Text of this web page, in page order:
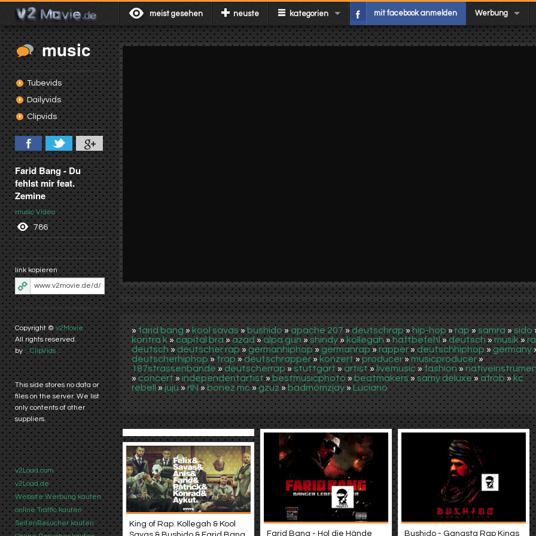
meist gesehen neuste kategorien mit facebook anmelden Werbung
music
Tubevids
Dailyvids
Clipvids
Farid Bang - Du
fehlst mir feat.
Zemine
music Video
786
link kopieren
Copyright © v2Movie
All rights reserved.
by :: ClipVids ::
This side stores no data or
files on the server. We list
only contents of other
suppliers.
v2Load.com
v2Load.de
Website Werbung kaufen
online Traffic kaufen
SeitenBesucher kaufen
»farid bang»kool savas»bushido»apache 207»deutschrap»hip-hop»rap»samra»sido
kontra k»capital bra»azad »alpa gun » shindy» kollegah » haftbefehl»deutsch» musik»
deutsch»deutscher rap»germanhiphop»germanrap»rapper»deutschhiphop»germany
deutscherhiphop»trap»deutschrapper»konzert»producer»musicproducer»
187strassenbande» deutscherrap»stuttgart»artist»livemusic »fashion»
»concert»independentartist»bestmusicphoto»beatmakers»samy deluxe»afrob»kc
rebell»juju»rIN»bonez mc»gzuz»badmómzjay»Luciano
Farid Bang - Hol die Hände
Bushido - Gangsta Rap Kings
King of Rap. Kollegah & Kool